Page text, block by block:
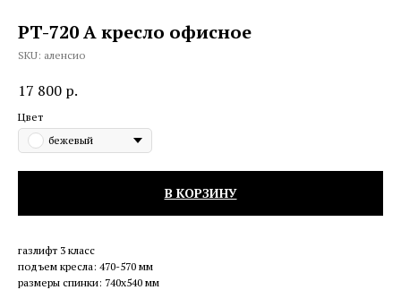
РT-720 A кресло офисное
SKU: аленсио
17 800 р.
Цвет
бежевый
В КОРЗИНУ
газлифт 3 класс
подъем кресла: 470-570 мм
размеры спинки: 740х540 мм